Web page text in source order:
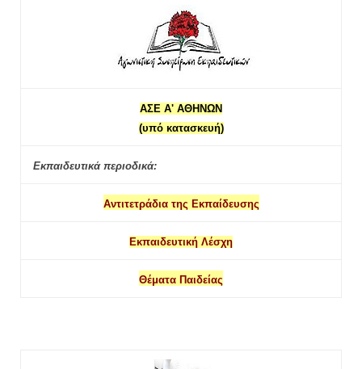
ΑΣΕ Α' ΑΘΗΝΩΝ
(υπό κατασκευή)
Εκπαιδευτικά περιοδικά:
Αντιτετράδια της Εκπαίδευσης
Εκπαιδευτική Λέσχη
Θέματα Παιδείας